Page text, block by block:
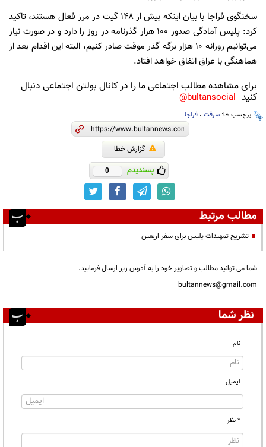
سخنگوی فراجا با بیان اینکه بیش از ۱۴۸ گیت در مرز فعال هستند، تاکید
کرد: پلیس آمادگی صدور ۱۰۰ هزار گذرنامه در روز را دارد و در صورت نیاز
می‌توانیم روزانه ۱۰ هزار برگه گذر موقت صادر کنیم، البته این اقدام بعد از
هماهنگی با عراق اتفاق خواهد افتاد.
برای مشاهده مطالب اجتماعی ما را در کانال بولتن اجتماعی دنبال
کنید bultansocial@
برچسب ها: سرقت ، فراجا
گزارش خطا
پسندیدم 0
مطالب مرتبط
تشریح تمهیدات پلیس برای سفر اربعین
شما می توانید مطالب و تصاویر خود را به آدرس زیر ارسال فرمایید.
bultannews@gmail.com
نظر شما
نام
ایمیل
* نظر